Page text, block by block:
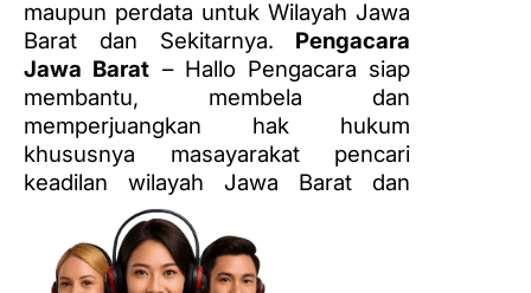
maupun perdata untuk Wilayah Jawa
Barat dan Sekitarnya. Pengacara
Jawa Barat – Hallo Pengacara siap
membantu, membela dan
memperjuangkan hak hukum
khususnya masayarakat pencari
keadilan wilayah Jawa Barat dan